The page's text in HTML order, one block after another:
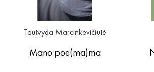
Tautvyda Marcinkevičiūtė
Mano poe(ma)ma